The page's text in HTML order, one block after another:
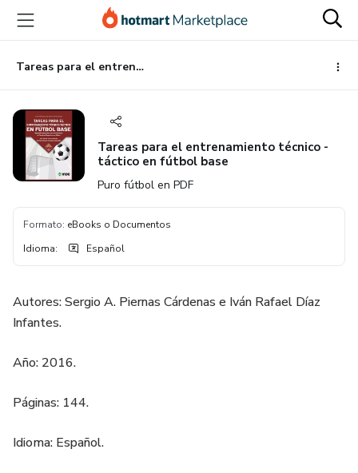
principal
página
de
página
Tareas para el entrenamiento técnico - táctico en fútbol base
Tareas para el entrenamiento técnico -
táctico en fútbol base
Puro fútbol en PDF
Formato: eBooks o Documentos
Idioma: Español
Autores: Sergio A. Piernas Cárdenas e Iván Rafael Díaz
Infantes.
Año: 2016.
Páginas: 144.
Idioma: Español.